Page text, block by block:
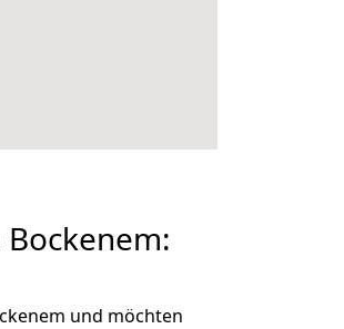
und möchten